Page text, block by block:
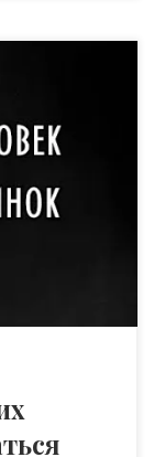
— «быть
находило
хроникам,